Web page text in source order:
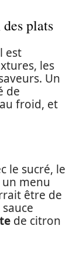
plats
est
les
Un
de
froid, et
le sucré, le
un menu
être de
de citron